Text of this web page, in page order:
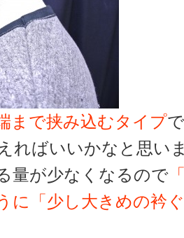
まで挟み込むタイプ
ればいいかなと思い
量が少なくなるので
に「少し大きめの衿